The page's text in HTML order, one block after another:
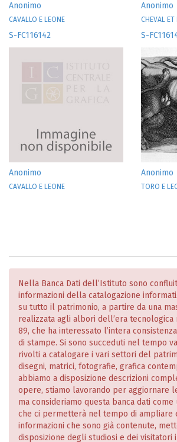
Anonimo
CAVALLO E LEONE
Anonimo
CHEVAL ET
S-FC116142
Anonimo
CAVALLO E LEONE
S-
Anonimo
TORO E
Nella Banca Dati dell’Istituto sono
informazioni della catalogazione
su tutto il patrimonio, a partire da una
realizzata agli albori dell’era tecnologica
89, che ha interessato l’intera
di stampe. Si sono succeduti nel tempo
rivolti a catalogare i vari settori del
disegni, matrici, fotografie, grafica
abbiamo a disposizione descrizioni
opere, stiamo lavorando per aggiornare
ma consideriamo questa banca dati
che ci permetterà nel tempo di ampliare
informazioni che sono già contenute,
disposizione degli studiosi e dei